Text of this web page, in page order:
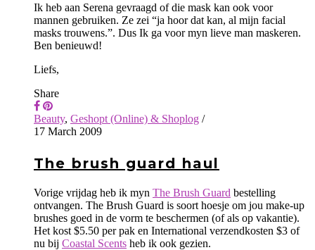
Ik heb aan Serena gevraagd of die mask kan ook voor
mannen gebruiken. Ze zei “ja hoor dat kan, al mijn facial
masks trouwens.”. Dus Ik ga voor myn lieve man maskeren.
Ben benieuwd!
Liefs,
Share
Beauty, Geshopt (Online) & Shoplog /
17 March 2009
The brush guard haul
Vorige vrijdag heb ik myn The Brush Guard bestelling
ontvangen. The Brush Guard is soort hoesje om jou make-up
brushes goed in de vorm te beschermen (of als op vakantie).
Het kost $5.50 per pak en International verzendkosten $3 of
nu bij Coastal Scents heb ik ook gezien.